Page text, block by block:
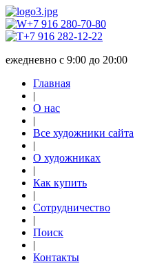
+7 916 280-70-80
+7 916 282-12-22
ежедневно с 9:00 до 20:00
Главная
|
О нас
|
Все художники сайта
|
О художниках
|
Как купить
|
Сотрудничество
|
Поиск
|
Контакты